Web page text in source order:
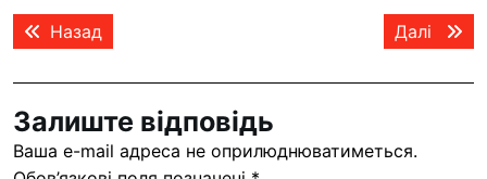
Навігація
записів
Назад Далі
Залиште відповідь
Ваша e-mail адреса не оприлюднюватиметься.